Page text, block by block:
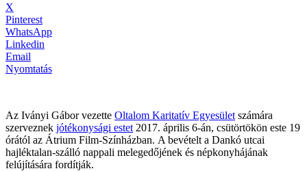
X
Pinterest
WhatsApp
Linkedin
Email
Nyomtatás
Az Iványi Gábor vezette Oltalom Karitatív Egyesület számára
szerveznek jótékonysági estet 2017. április 6-án, csütörtökön este 19
órától az Átrium Film-Színházban. A bevételt a Dankó utcai
hajléktalan-szálló nappali melegedőjének és népkonyhájának
felújítására fordítják.